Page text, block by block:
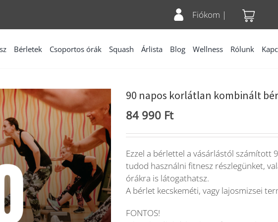
Fiókom |
Bérletek Csoportos órák Squash Árlista Blog Wellness Rólunk
90 napos korlátlan kombinált
84 990 Ft
Ezzel a bérlettel a vásárlástól számított
tudod használni fitnesz részlegünket,
órákra is látogathatsz.
A bérlet kecskeméti, vagy lajosmizsei
FONTOS!